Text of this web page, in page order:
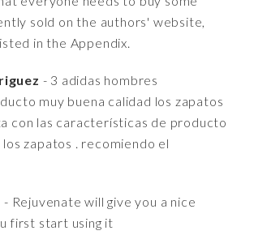
sold on the authors' website,
in the Appendix.
- 3 adidas hombres
muy buena calidad los zapatos
con las características de producto
zapatos . recomiendo el
- Rejuvenate will give you a nice
first start using it